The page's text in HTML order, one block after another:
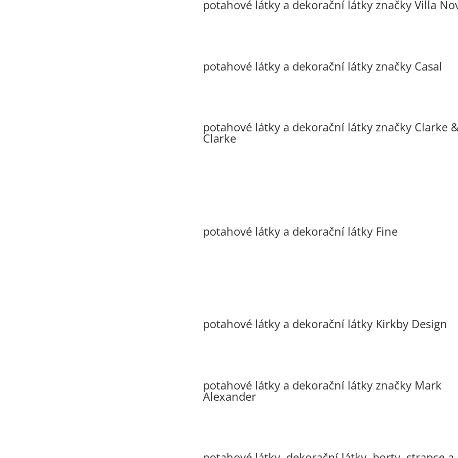
potahové látky a dekorační látky značky Villa
potahové látky a dekorační látky značky Casal
potahové látky a dekorační látky značky Clarke
Clarke
potahové látky a dekorační látky Fine
potahové látky a dekorační látky Kirkby Design
potahové látky a dekorační látky značky Mark
Alexander